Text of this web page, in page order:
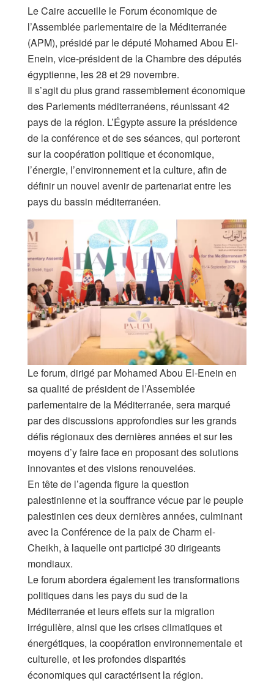
Le Caire accueille le Forum économique de
l’Assemblée parlementaire de la Méditerranée
(APM), présidé par le député Mohamed Abou El-
Enein, vice-président de la Chambre des députés
égyptienne, les 28 et 29 novembre.
Il s’agit du plus grand rassemblement économique
des Parlements méditerranéens, réunissant 42
pays de la région. L’Égypte assure la présidence
de la conférence et de ses séances, qui porteront
sur la coopération politique et économique,
l’énergie, l’environnement et la culture, afin de
définir un nouvel avenir de partenariat entre les
pays du bassin méditerranéen.
Le forum, dirigé par Mohamed Abou El-Enein en
sa qualité de président de l’Assemblée
parlementaire de la Méditerranée, sera marqué
par des discussions approfondies sur les grands
défis régionaux des dernières années et sur les
moyens d’y faire face en proposant des solutions
innovantes et des visions renouvelées.
En tête de l’agenda figure la question
palestinienne et la souffrance vécue par le peuple
palestinien ces deux dernières années, culminant
avec la Conférence de la paix de Charm el-
Cheikh, à laquelle ont participé 30 dirigeants
mondiaux.
Le forum abordera également les transformations
politiques dans les pays du sud de la
Méditerranée et leurs effets sur la migration
irrégulière, ainsi que les crises climatiques et
énergétiques, la coopération environnementale et
culturelle, et les profondes disparités
économiques qui caractérisent la région.